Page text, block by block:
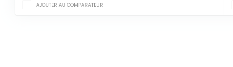
AJOUTER AU COMPARATEUR